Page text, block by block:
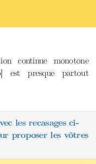
continue monotone
est presque partout
les recasages ci-
proposer les vôtres